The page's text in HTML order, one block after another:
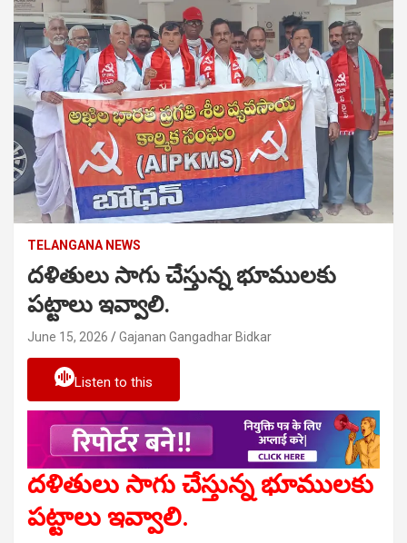
TELANGANA NEWS
దళితులు సాగు చేస్తున్న భూములకు
పట్టాలు ఇవ్వాలి.
June 15, 2026 Gajanan Gangadhar Bidkar
Listen to this
దళితులు సాగు చేస్తున్న భూములకు
పట్టాలు ఇవ్వాలి.